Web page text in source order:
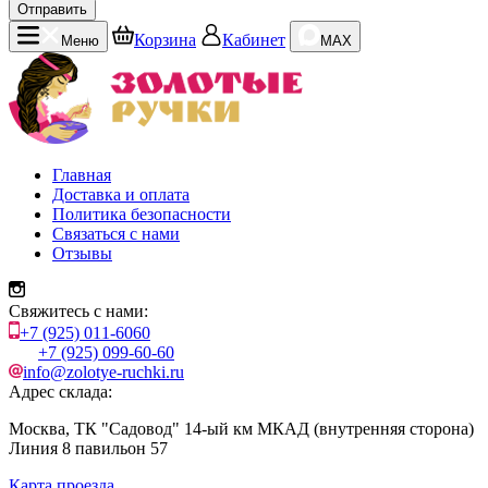
Отправить
Меню
Корзина Кабинет MAX
Главная
Доставка и оплата
Политика безопасности
Связаться с нами
Отзывы
Свяжитесь с нами:
+7 (925) 011-6060
+7 (925) 099-60-60
info@zolotye-ruchki.ru
Адрес склада:
Москва, ТК "Садовод" 14-ый км МКАД (внутренняя сторона)
Линия 8 павильон 57